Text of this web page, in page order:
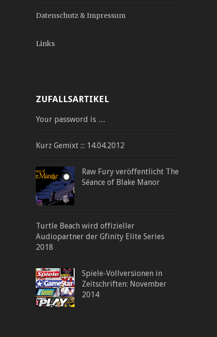
Datenschutz & Impressum
Links
ZUFALLSARTIKEL
Your password is …
Kurz Gemixt ::: 14.04.2012
Raw Fury veröffentlicht The
Séance of Blake Manor
Turtle Beach wird offizieller
Audiopartner der Gfinity Elite Series
2018
Spiele-Vollversionen in
Zeitschriften: November
2014